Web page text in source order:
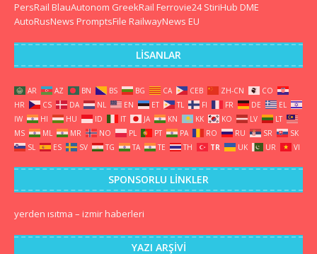
PersRail BlauAutonom GreekRail Ferrovie24 StiriHub DME
AutoRusNews PromptsFile RailwayNews EU
LISANLAR
AR AZ BN BS BG CA CEB ZH-CN
CO
HR
CS DA NL EN ET TL FI FR DE
EL
IW
HI HU ID IT JA KN KK KO LV
LT
MS
ML MR NO PL PT PA RO RU SR
SK
SL
ES SV TG TA TE TH TR UK UR VI
SPONSORLU LINKLER
yerden ısıtma – izmir haberleri
YAZI ARŞIVI